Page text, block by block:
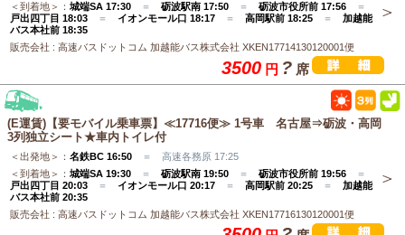
＜到着地＞： 城端SA 17:30 ＝ 砺波駅南 17:50 ＝ 砺波市役所前 17:56 ＝
戸出四丁目 18:03 ＝ イオンモール口 18:17 ＝ 高岡駅前 18:25 ＝ 加越能
バス本社前 18:35
販売会社 : 高速バスドットコム 加越能バス株式会社 XKEN17714130120001便
3500 円 ? 席
(E運賃)【要モバイル乗車票】≪17716便≫ 1号車 名古屋⇒砺波・高岡
3列独立シート★車内トイレ付
＜出発地＞： 名鉄BC 16:50 ＝ 高速各務原 17:25
＜到着地＞： 城端SA 19:30 ＝ 砺波駅南 19:50 ＝ 砺波市役所前 19:56 ＝
戸出四丁目 20:03 ＝ イオンモール口 20:17 ＝ 高岡駅前 20:25 ＝ 加越能
バス本社前 20:35
販売会社 : 高速バスドットコム 加越能バス株式会社 XKEN17716130120001便